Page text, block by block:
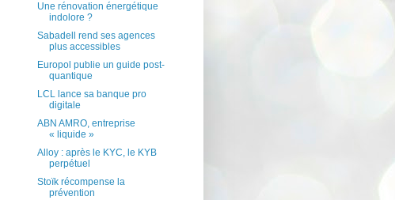
Une rénovation énergétique
indolore ?
Sabadell rend ses agences
plus accessibles
Europol publie un guide post-
quantique
LCL lance sa banque pro
digitale
ABN AMRO, entreprise
« liquide »
Alloy : après le KYC, le KYB
perpétuel
Stoïk récompense la
prévention